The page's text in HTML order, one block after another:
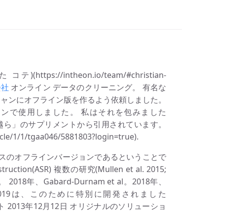
コテ)(https://intheon.io/team/#christian-
オンライン データのクリーニング。 有名な
ンにオフライン版を作るよう依頼しました。
で使用しました。 私はそれを包みました
」のサプリメントから引用されています。
1/1/tgaa046/5881803?login=true).
のオフラインバージョンであるということで
複数の研究(Mullen et al. 2015;
2018年、Gabard-Durnam et al。2018年、
は、このために特別に開発されました
2013年12月12日 オリジナルのソリューショ